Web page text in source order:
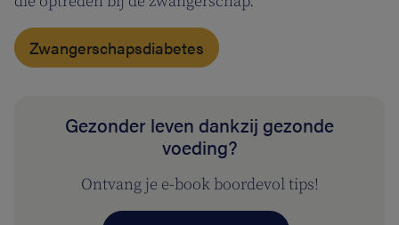
Zwangerschapsdiabetes
Gezonder leven dankzij gezonde
voeding?
Ontvang je e-book boordevol tips!